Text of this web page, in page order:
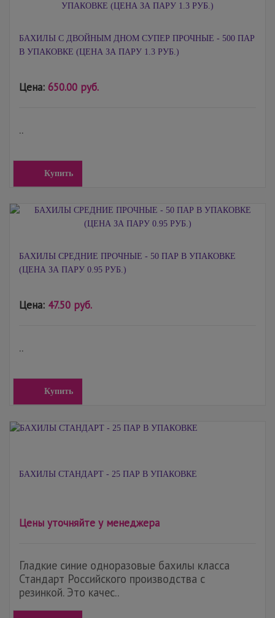
БАХИЛЫ С ДВОЙНЫМ ДНОМ СУПЕР ПРОЧНЫЕ - 500 ПАР
В УПАКОВКЕ (ЦЕНА ЗА ПАРУ 1.3 РУБ.)
Цена: 650.00 руб.
..
Купить
БАХИЛЫ СРЕДНИЕ ПРОЧНЫЕ - 50 ПАР В УПАКОВКЕ
(ЦЕНА ЗА ПАРУ 0.95 РУБ.)
Цена: 47.50 руб.
..
Купить
БАХИЛЫ СТАНДАРТ - 25 ПАР В УПАКОВКЕ
Цены уточняйте у менеджера
Гладкие синие одноразовые бахилы класса
Стандарт Российского производства с
резинкой. Это качес..